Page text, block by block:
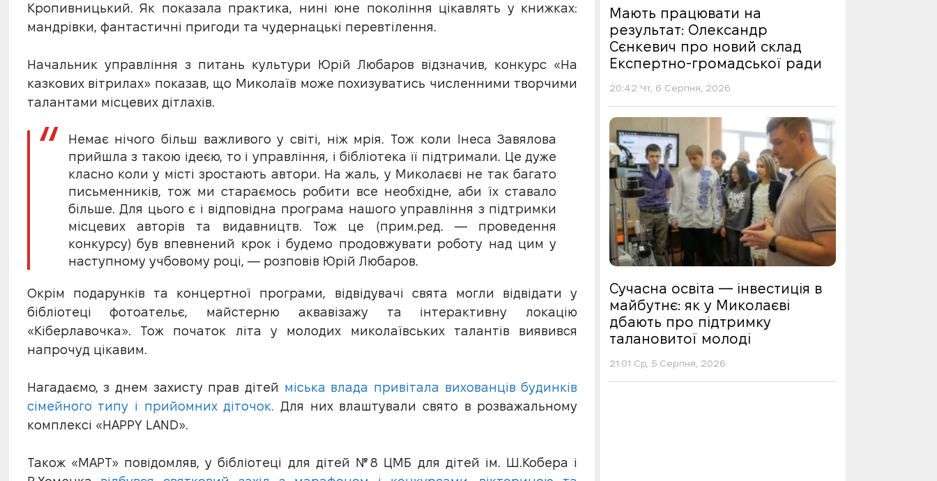
Кропивницький. Як показала практика, нині юне покоління цікавлять у книжках:
мандрівки, фантастичні пригоди та чудернацькі перевтілення.
Начальник управління з питань культури Юрій Любаров відзначив, конкурс «На
казкових вітрилах» показав, що Миколаїв може похизуватись численними творчими
талантами місцевих дітлахів.
Немає нічого більш важливого у світі, ніж мрія. Тож коли Інеса Завялова
прийшла з такою ідеєю, то і управління, і бібліотека її підтримали. Це дуже
класно коли у місті зростають автори. На жаль, у Миколаєві не так багато
письменників, тож ми стараємось робити все необхідне, аби їх ставало
більше. Для цього є і відповідна програма нашого управління з підтримки
місцевих авторів та видавництв. Тож це (прим.ред. — проведення
конкурсу) був впевнений крок і будемо продовжувати роботу над цим у
наступному учбовому році, — розповів Юрій Любаров.
Окрім подарунків та концертної програми, відвідувачі свята могли відвідати у
бібліотеці фотоательє, майстерню аквавізажу та інтерактивну локацію
«Кіберлавочка». Тож початок літа у молодих миколаївських талантів виявився
напрочуд цікавим.
Нагадаємо, з днем захисту прав дітей міська влада привітала вихованців будинків
сімейного типу і прийомних діточок.
Для них влаштували свято в розважальному
комплексі «HAPPY LAND».
Також «МАРТ» повідомляв, у бібліотеці для дітей №8 ЦМБ для дітей ім. Ш.Кобера і
Мають працювати на
результат: Олександр
Сєнкевич про новий склад
Експертно-громадської ради
20:42 Чт, 6 Серпня, 2026
Сучасна освіта — інвестиція в
майбутнє: як у Миколаєві
дбають про підтримку
талановитої молоді
21:01 Ср, 5 Серпня, 2026